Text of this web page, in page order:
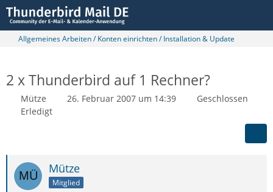
Allgemeines Arbeiten / Konten einrichten / Installation & Update
2 x Thunderbird auf 1 Rechner?
Mütze 26. Februar 2007 um 14:39
Geschlossen
Erledigt
Mütze
Mitglied